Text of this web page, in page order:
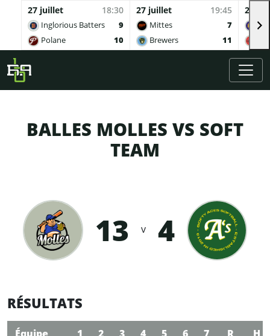
27 juillet 18:30
Inglorious Batters
9
Polane
10
27 juillet 19:45
Mittes
7
Brewers
11
27
Skip to main content
BALLES MOLLES VS SOFT
TEAM
13 v 4
RÉSULTATS